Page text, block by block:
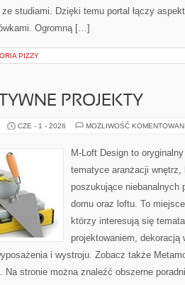
studiami. Dzięki temu portal łączy
Ogromną […]
PIZZY
PROJEKTY
CZE - 1 - 2026 MOŻLIWOŚĆ
M-Loft Design to
tematyce aranżacji
poszukujące niebanalnych
domu oraz loftu. To
którzy interesują się
projektowaniem, dekoracją
i wystroju. Zobacz także
Na stronie można znaleźć obszerne